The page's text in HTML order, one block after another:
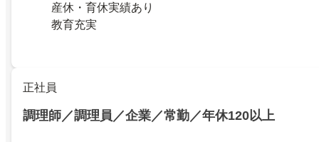
産休・育休実績あり
教育充実
正社員
調理師／調理員／企業／常勤／年休120以上